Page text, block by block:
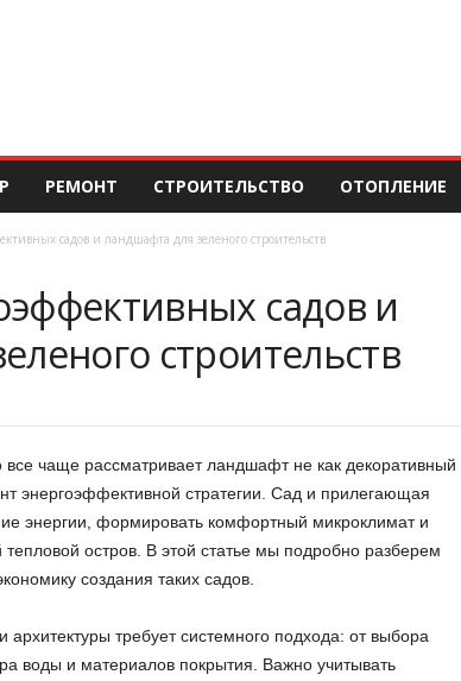
РЕМОНТ СТРОИТЕЛЬСТВО ОТОПЛЕНИЕ
садов и ландшафта для зеленого строительств
садов и
строительств
все чаще рассматривает ландшафт не как декоративный
энергоэффективной стратегии. Сад и прилегающая
энергии, формировать комфортный микроклимат и
тепловой остров. В этой статье мы подробно разберем
создания таких садов.
требует системного подхода: от выбора
воды и материалов покрытия. Важно учитывать